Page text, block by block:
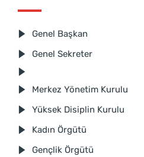
Genel Başkan
Genel Sekreter
Merkez Yönetim Kurulu
Yüksek Disiplin Kurulu
Kadın Örgütü
Gençlik Örgütü